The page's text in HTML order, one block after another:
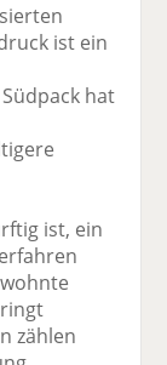
ist ein
hat
ist, ein
zählen